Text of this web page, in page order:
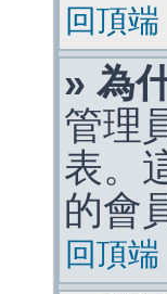
回頂端
» 為
管理
表。
的會
回頂端